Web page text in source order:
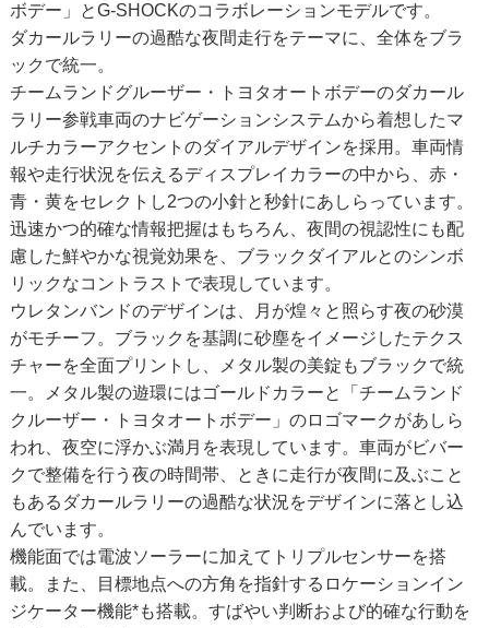
ボデー」とG-SHOCKのコラボレーションモデルです。
ダカールラリーの過酷な夜間走行をテーマに、全体をブラ
ックで統一。
チームランドグルーザー・トヨタオートボデーのダカール
ラリー参戦車両のナビゲーションシステムから着想したマ
ルチカラーアクセントのダイアルデザインを採用。車両情
報や走行状況を伝えるディスプレイカラーの中から、赤・
青・黄をセレクトし2つの小針と秒針にあしらっています。
迅速かつ的確な情報把握はもちろん、夜間の視認性にも配
慮した鮮やかな視覚効果を、ブラックダイアルとのシンボ
リックなコントラストで表現しています。
ウレタンバンドのデザインは、月が煌々と照らす夜の砂漠
がモチーフ。ブラックを基調に砂塵をイメージしたテクス
チャーを全面プリントし、メタル製の美錠もブラックで統
一。メタル製の遊環にはゴールドカラーと「チームランド
クルーザー・トヨタオートボデー」のロゴマークがあしら
われ、夜空に浮かぶ満月を表現しています。車両がビバー
クで整備を行う夜の時間帯、ときに走行が夜間に及ぶこと
もあるダカールラリーの過酷な状況をデザインに落とし込
んでいます。
機能面では電波ソーラーに加えてトリプルセンサーを搭
載。また、目標地点への方角を指針するロケーションイン
ジケーター機能*も搭載。すばやい判断および的確な行動を